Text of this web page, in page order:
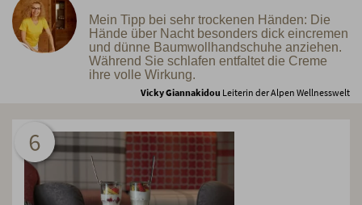
Mein Tipp bei sehr trockenen Händen: Die
Hände über Nacht besonders dick eincremen
und dünne Baumwollhandschuhe anziehen.
Während Sie schlafen entfaltet die Creme
ihre volle Wirkung.
Vicky Giannakidou Leiterin der Alpen Wellnesswelt
6